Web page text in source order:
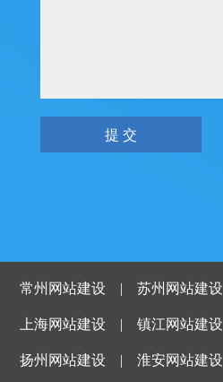
常州网站建设 |苏州网站建设
上海网站建设 |镇江网站建设
扬州网站建设 |淮安网站建设